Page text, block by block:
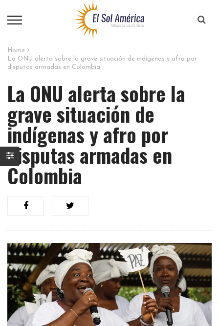
Home
La ONU alerta sobre la grave situación de indígenas y afro por
disputas armadas en Colombia
La ONU alerta sobre la
grave situación de
indígenas y afro por
disputas armadas en
Colombia